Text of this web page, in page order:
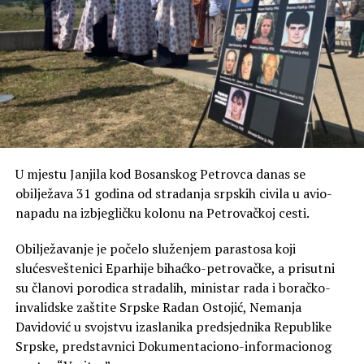
„Mislila sam da se šali. Izašla sam na nekoliko minuta,
vratila se, a auta nema. Prvo sam pomislila da je samo
pomjerio vozilo naprijed. Onda sam shvatila da je
stvarno prešao granicu bez mene“, ispričala je kroz
smijeh.
Marko se našao u nešto težoj situaciji jer se nakon
prelaska državne granice nije mogao jednostavno
odgovarajuće mjesto za povratak i ponovno proći
graničnu proceduru.
smijao ili hvatao za glavu. Telefon mi je odmah zazvonio i
znao sam ko zove. Prvo što je rekla bilo je: ‘Jesi li ti
normalan?’“, ispričao je Marko.
Nakon dodatnog vremena provedenog na putu bračni
par ponovno se susreo, a njihovo putovanje prema
U mjestu Јanjila kod Bosanskog Petrovca danas se
obilježava 31 godina od stradanja srpskih civila u avio-
napadu na izbjegličku kolonu na Petrovačkoj cesti.
Obilježavanje je počelo služenjem parastosa koji
slućesveštenici Eparhije bihaćko-petrovačke, a prisutni
su članovi porodica stradalih, ministar rada i boračko-
invalidske zaštite Srpske Radan Ostojić, Nemanja
Davidović u svojstvu izaslanika predsjednika Republike
Srpske, predstavnici Dokumentaciono-informacionog